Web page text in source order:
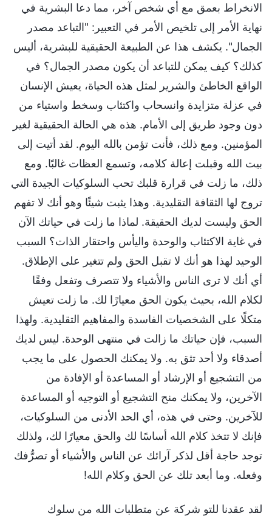
الانخراط بعمق مع أي شخص آخر، مما دعا البشرية في
نهاية الأمر إلى تلخيص الأمر في التعبير: "التباعد مصدر
الجمال". يكشف هذا عن الطبيعة الحقيقية للبشرية، أليس
كذلك؟ كيف يمكن للتباعد أن يكون مصدر الجمال؟ في
الواقع الخاطئ والشرير لمثل هذه الحياة، يعيش الإنسان
في عزلة متزايدة وانسحاب واكتئاب وسخط واستياء من
دون وجود طريق إلى الأمام. هذه هي الحالة الحقيقية لغير
المؤمنين. ومع ذلك، فأنت تؤمن بالله اليوم. لقد أتيت إلى
بيت الله وقبلت إعالة كلامه، وتسمع العظات غالبًا. ومع
ذلك، ما زلت في قرارة قلبك تحب السلوكيات الجيدة التي
تروج لها الثقافة التقليدية. وهذا يثبت شيئًا وهو أنك لا تفهم
الحق وليست لديك الحقيقة. لماذا ما زلت في حياتك الآن
في غاية الاكتئاب والوحدة واليأس واحتقار الذات؟ السبب
الوحيد لهذا هو أنك لا تقبل الحق ولم تتغير على الإطلاق.
أي أنك لا ترى الناس والأشياء ولا تتصرف وتفعل وفقًا
لكلام الله، بحيث يكون الحق معيارًا لك. ما زلت تعيش
متكلًا على الشخصيات الفاسدة والمفاهيم التقليدية. ولهذا
السبب، فإن حياتك ما زالت في منتهى الوحدة. ليس لديك
أصدقاء ولا أحد تثق به. ولا يمكنك الحصول على ما يجب
من التشجيع أو الإرشاد أو المساعدة أو الإفادة من
الآخرين، ولا يمكنك منح التشجيع أو التوجيه أو المساعدة
للآخرين. وحتى في هذه، أي الحد الأدنى من السلوكيات،
فإنك لا تتخذ كلام الله أساسًا لك والحق معيارًا لك، ولذلك
توجد حاجة أقل لذكر آرائك عن الناس والأشياء أو تصرُّفك
وفعله. وما أبعد تلك عن الحق وكلام الله!
لقد عقدنا للتو شركة عن متطلبات الله من سلوك